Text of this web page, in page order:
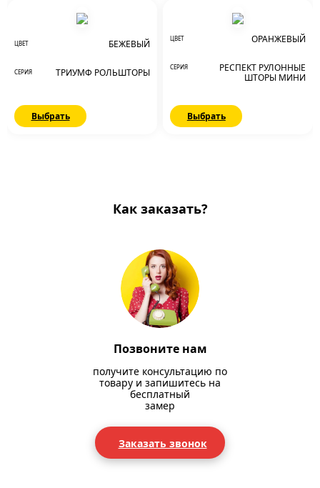
ЦВЕТ БЕЖЕВЫЙ
СЕРИЯ ТРИУМФ РОЛЬШТОРЫ
Выбрать
ЦВЕТ ОРАНЖЕВЫЙ
СЕРИЯ
РЕСПЕКТ РУЛОННЫЕ
ШТОРЫ МИНИ
Выбрать
Как заказать?
Позвоните нам
получите консультацию по
товару и запишитесь на
бесплатный
замер
Заказать звонок